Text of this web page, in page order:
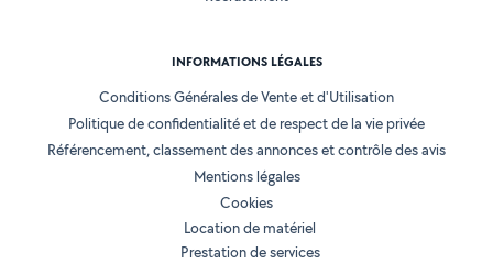
INFORMATIONS LÉGALES
Conditions Générales de Vente et d'Utilisation
Politique de confidentialité et de respect de la vie privée
Référencement, classement des annonces et contrôle des avis
Mentions légales
Cookies
Location de matériel
Prestation de services